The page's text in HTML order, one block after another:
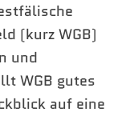
(kurz WGB)
und
WGB gutes
auf eine